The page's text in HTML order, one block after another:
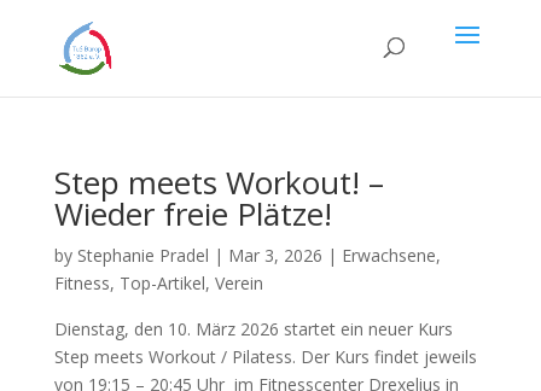
Step meets Workout! –
Wieder freie Plätze!
by Stephanie Pradel | Mar 3, 2026 | Erwachsene,
Fitness, Top-Artikel, Verein
Dienstag, den 10. März 2026 startet ein neuer Kurs
Step meets Workout / Pilatess. Der Kurs findet jeweils
von 19:15 – 20:45 Uhr im Fitnesscenter Drexelius in